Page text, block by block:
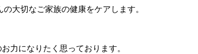
大切なご家族の健康をケアします。
力になりたく思っております。